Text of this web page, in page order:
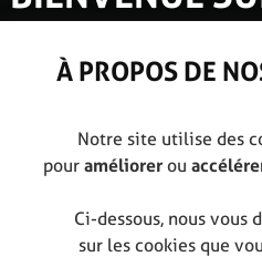
À PROPOS DE
Notre site utilise des
pour améliorer ou
Ci-dessous, nous vous
sur les cookies que